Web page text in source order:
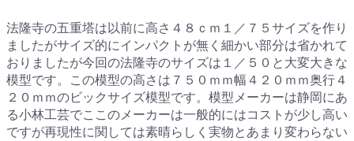
法隆寺の五重塔は以前に高さ４８ｃｍ１／７５サイズを作り
ましたがサイズ的にインパクトが無く細かい部分は省かれて
おりましたが今回の法隆寺のサイズは１／５０と大変大きな
模型です。この模型の高さは７５０ｍｍ幅４２０ｍｍ奥行４
２０ｍｍのビックサイズ模型です。模型メーカーは静岡にあ
る小林工芸でここのメーカーは一般的にはコストが少し高い
ですが再現性に関しては素晴らしく実物とあまり変わらない